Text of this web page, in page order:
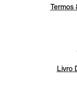
Termos
Livro